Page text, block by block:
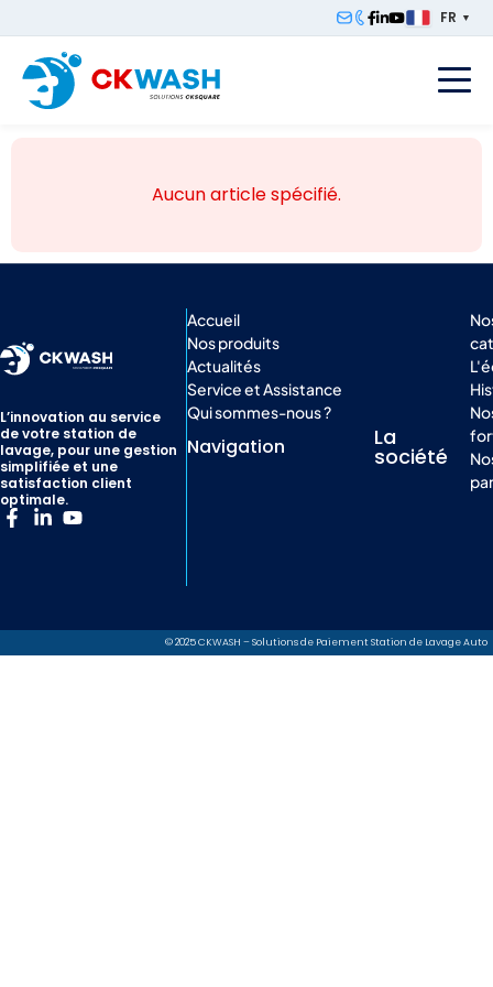
FR ▼
Aucun article spécifié.
L’innovation au service
de votre station de
lavage, pour une gestion
simplifiée et une
satisfaction client
optimale.
Navigation
Accueil
Nos produits
Actualités
Service et Assistance
Qui sommes-nous ?
La
société
© 2025 CKWASH – Solutions de Paiement Station de Lavage Auto